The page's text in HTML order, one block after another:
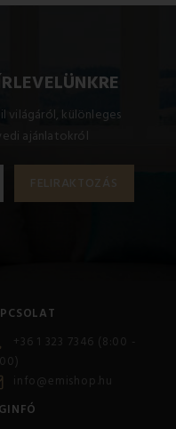
világáról, különleges
ajánlatokról
+36 1 323 7346 (8:00 -
info@emishop.hu